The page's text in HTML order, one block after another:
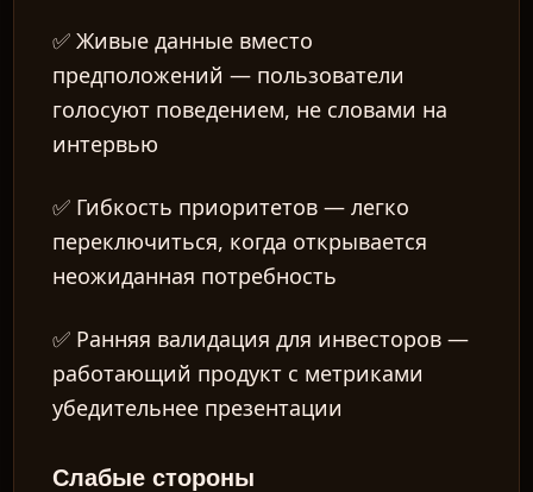
✅Живые данные вместо
предположений — пользователи
голосуют поведением, не словами на
интервью
✅ Гибкость приоритетов — легко
переключиться, когда открывается
неожиданная потребность
✅ Ранняя валидация для инвесторов —
работающий продукт с метриками
убедительнее презентации
Слабые стороны